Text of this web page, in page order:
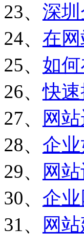
23、 深
24、 在
25、 如
26、快
27、
网
28、 企
29、
网
30、 企
31、
网